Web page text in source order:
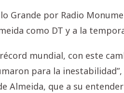
Grande por Radio
como DT y a la
mundial, con este
para la
Almeida, que a su